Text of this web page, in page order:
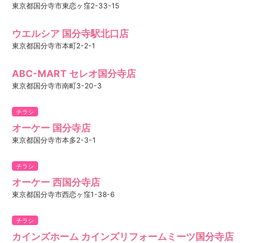
東京都国分寺市東恋ヶ窪2-33-15
ウエルシア 国分寺駅北口店
東京都国分寺市本町2-2-1
ABC-MART セレオ国分寺店
東京都国分寺市南町3-20-3
チラシ
オーケー 国分寺店
東京都国分寺市本多2-3-1
チラシ
オーケー 西国分寺店
東京都国分寺市西恋ヶ窪1-38-6
チラシ
カインズホーム カインズリフォームミーツ国分寺店